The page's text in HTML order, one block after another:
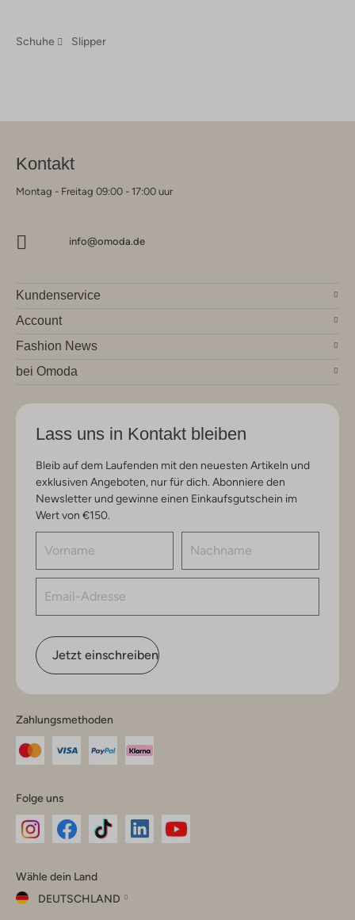
Schuhe Slipper
Kontakt
Montag - Freitag 09:00 - 17:00 uur
info@omoda.de
Kundenservice
Account
Fashion News
bei Omoda
Lass uns in Kontakt bleiben
Bleib auf dem Laufenden mit den neuesten Artikeln und
exklusiven Angeboten, nur für dich. Abonniere den
Newsletter und gewinne einen Einkaufsgutschein im
Wert von €150.
Jetzt einschreiben
Zahlungsmethoden
Folge uns
Instagram
Facebook
TikTok
Wähle dein Land
DEUTSCHLAND